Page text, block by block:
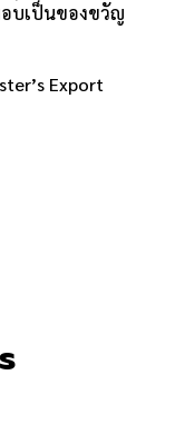
บเป็นของขวัญ
Export